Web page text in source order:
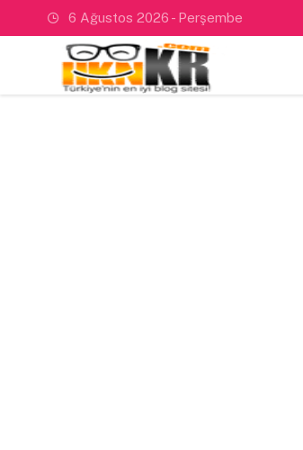
6 Ağustos 2026 - Perşembe